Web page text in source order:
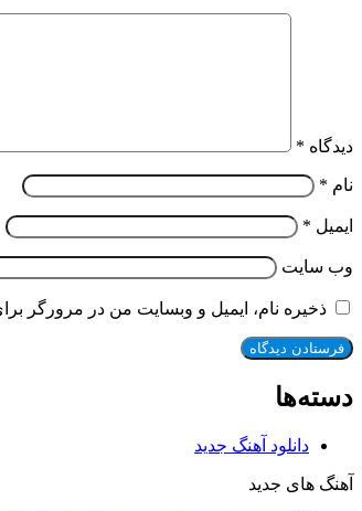
دیدگاه *
نام *
ایمیل *
وب‌ سایت
ذخیره نام، ایمیل و وبسایت من در مرورگر
دسته‌ها
دانلود آهنگ جدید
آهنگ های جدید